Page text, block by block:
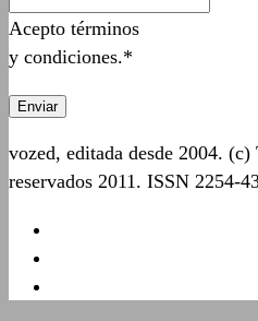
Acepto términos
y condiciones.*
vozed, editada desde 2004. (c)
reservados 2011. ISSN 2254-